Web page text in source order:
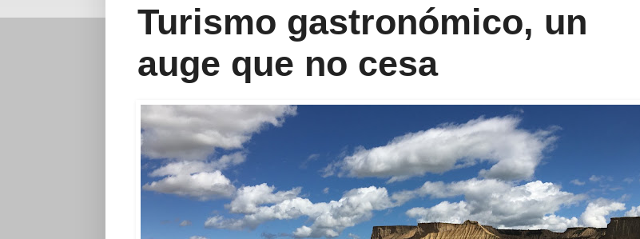
Turismo gastronómico, un
auge que no cesa